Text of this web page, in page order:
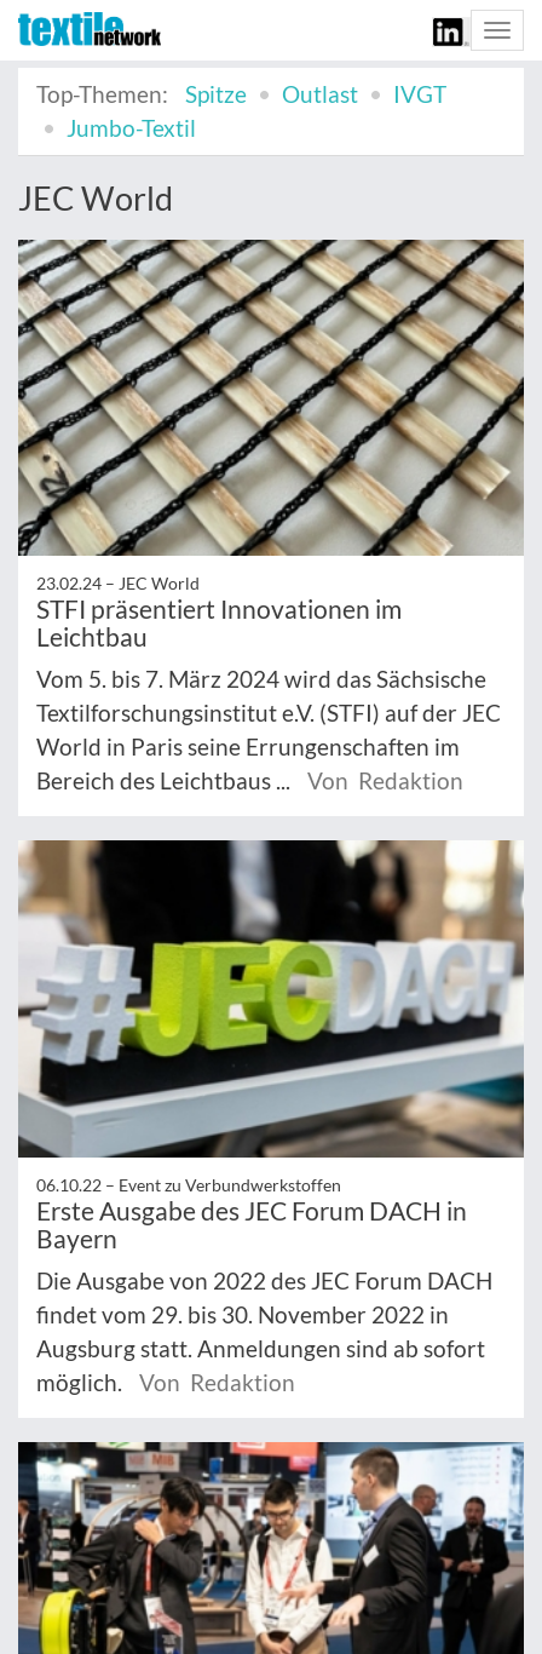
Top-Themen:
Spitze Outlast
IVGT
Jumbo-Textil
JEC World
23.02.24 – JEC World
STFI präsentiert Innovationen im
Leichtbau
Vom 5. bis 7. März 2024 wird das Sächsische
Textilforschungsinstitut e.V. (STFI) auf der JEC
World in Paris seine Errungenschaften im
Bereich des Leichtbaus ...
Von Redaktion
06.10.22 – Event zu Verbundwerkstoffen
Erste Ausgabe des JEC Forum DACH in
Bayern
Die Ausgabe von 2022 des JEC Forum DACH
findet vom 29. bis 30. November 2022 in
Augsburg statt. Anmeldungen sind ab sofort
möglich.
Von Redaktion